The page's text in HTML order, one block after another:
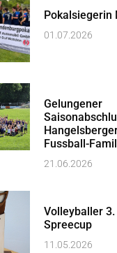
Pokalsiegerin
01.07.2026
Gelungener
Fussball-
21.06.2026
Volleyballer
Spreecup
11.05.2026